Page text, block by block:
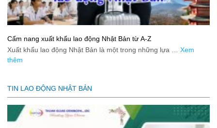
Cẩm nang xuất khẩu lao động Nhật Bản từ A-Z
Xuất khẩu lao động Nhật Bản là một trong những lựa … Xem
thêm
TIN LAO ĐỘNG NHẬT BẢN